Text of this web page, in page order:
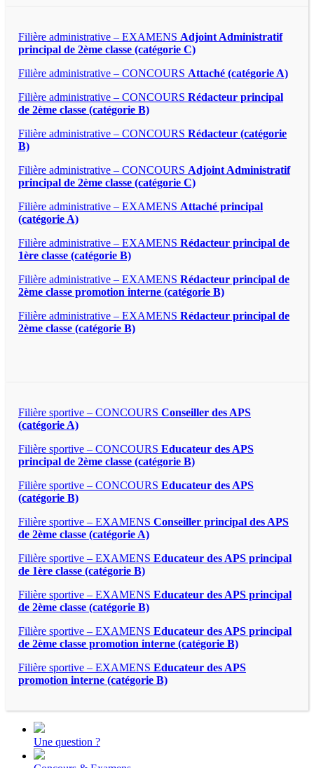
Filière administrative – EXAMENS Adjoint Administratif
principal de 2ème classe (catégorie C)
Filière administrative – CONCOURS Attaché (catégorie A)
Filière administrative – CONCOURS Rédacteur principal
de 2ème classe (catégorie B)
Filière administrative – CONCOURS Rédacteur (catégorie
B)
Filière administrative – CONCOURS Adjoint Administratif
principal de 2ème classe (catégorie C)
Filière administrative – EXAMENS Attaché principal
(catégorie A)
Filière administrative – EXAMENS Rédacteur principal de
1ère classe (catégorie B)
Filière administrative – EXAMENS Rédacteur principal de
2ème classe promotion interne (catégorie B)
Filière administrative – EXAMENS Rédacteur principal de
2ème classe (catégorie B)
Filière sportive – CONCOURS Conseiller des APS
(catégorie A)
Filière sportive – CONCOURS Educateur des APS
principal de 2ème classe (catégorie B)
Filière sportive – CONCOURS Educateur des APS
(catégorie B)
Filière sportive – EXAMENS Conseiller principal des APS
de 2ème classe (catégorie A)
Filière sportive – EXAMENS Educateur des APS principal
de 1ère classe (catégorie B)
Filière sportive – EXAMENS Educateur des APS principal
de 2ème classe (catégorie B)
Filière sportive – EXAMENS Educateur des APS principal
de 2ème classe promotion interne (catégorie B)
Filière sportive – EXAMENS Educateur des APS
promotion interne (catégorie B)
Une question ?